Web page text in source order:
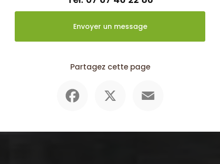
Envoyer un message
Partagez cette page